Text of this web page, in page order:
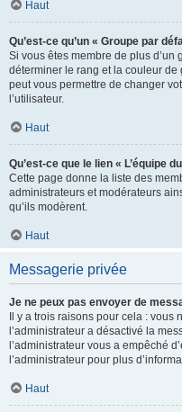
Haut
Qu’est-ce qu’un « Groupe par
Si vous êtes membre de plus
déterminer le rang et la couleur de
peut vous permettre de changer
l’utilisateur.
Haut
Qu’est-ce que le lien « L’équipe
Cette page donne la liste des
administrateurs et modérateurs
qu’ils modèrent.
Haut
Messagerie privée
Je ne peux pas envoyer de
Il y a trois raisons pour cela : vous
l’administrateur a désactivé la
l’administrateur vous a empêché
l’administrateur pour plus
Haut